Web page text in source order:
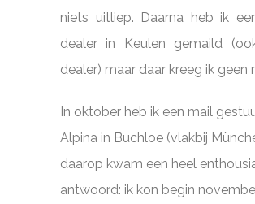
niets uitliep. Daarna heb ik
dealer in Keulen gemaild
dealer) maar daar kreeg ik geen
In oktober heb ik een mail
Alpina in Buchloe (vlakbij
daarop kwam een heel
antwoord: ik kon begin